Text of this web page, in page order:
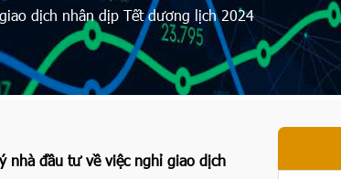
dịch nhân dịp Tết dương lịch 2024
nhà đầu tư về việc nghỉ giao dịch